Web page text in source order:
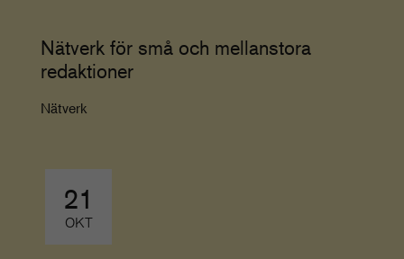
Nätverk för små och mellanstora
redaktioner
Nätverk
21
OKT